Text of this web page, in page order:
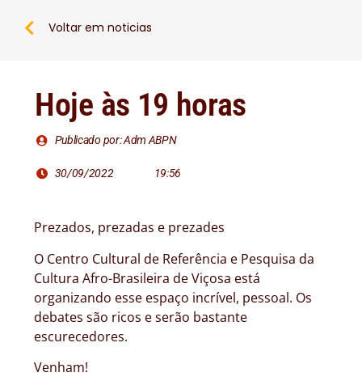
Voltar em noticias
Hoje às 19 horas
Publicado por: Adm ABPN
30/09/2022 19:56
Prezados, prezadas e prezades
O Centro Cultural de Referência e Pesquisa da
Cultura Afro-Brasileira de Viçosa está
organizando esse espaço incrível, pessoal. Os
debates são ricos e serão bastante
escurecedores.
Venham!